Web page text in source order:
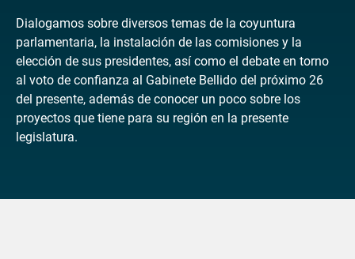
Dialogamos sobre diversos temas de la coyuntura
parlamentaria, la instalación de las comisiones y la
elección de sus presidentes, así como el debate en torno
al voto de confianza al Gabinete Bellido del próximo 26
del presente, además de conocer un poco sobre los
proyectos que tiene para su región en la presente
legislatura.